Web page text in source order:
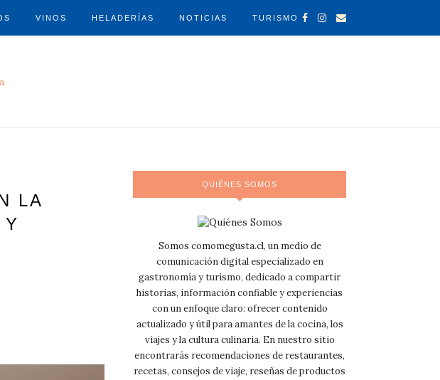
VINOS HELADERÍAS NOTICIAS TURISMO
LA
Y
QUIÉNES SOMOS
Somos comomegusta.cl, un medio de
comunicación digital especializado en
gastronomía y turismo, dedicado a compartir
historias, información confiable y experiencias
con un enfoque claro: ofrecer contenido
actualizado y útil para amantes de la cocina, los
viajes y la cultura culinaria. En nuestro sitio
encontrarás recomendaciones de restaurantes,
recetas, consejos de viaje, reseñas de productos